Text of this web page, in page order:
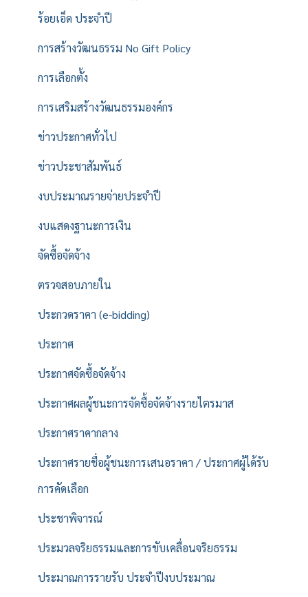
ร้อยเอ็ด ประจำปี
การสร้างวัฒนธรรม No Gift Policy
การเลือกตั้ง
การเสริมสร้างวัฒนธรรมองค์กร
ข่าวประกาศทั่วไป
ข่าวประชาสัมพันธ์
งบประมาณรายจ่ายประจำปี
งบแสดงฐานะการเงิน
จัดซื้อจัดจ้าง
ตรวจสอบภายใน
ประกวดราคา (e-bidding)
ประกาศ
ประกาศจัดซื้อจัดจ้าง
ประกาศผลผู้ชนะการจัดซื้อจัดจ้างรายไตรมาส
ประกาศราคากลาง
ประกาศรายชื่อผู้ชนะการเสนอราคา / ประกาศผู้ได้รับ
การคัดเลือก
ประชาพิจารณ์
ประมวลจริยธรรมและการขับเคลื่อนจริยธรรม
ประมาณการรายรับ ประจำปีงบประมาณ